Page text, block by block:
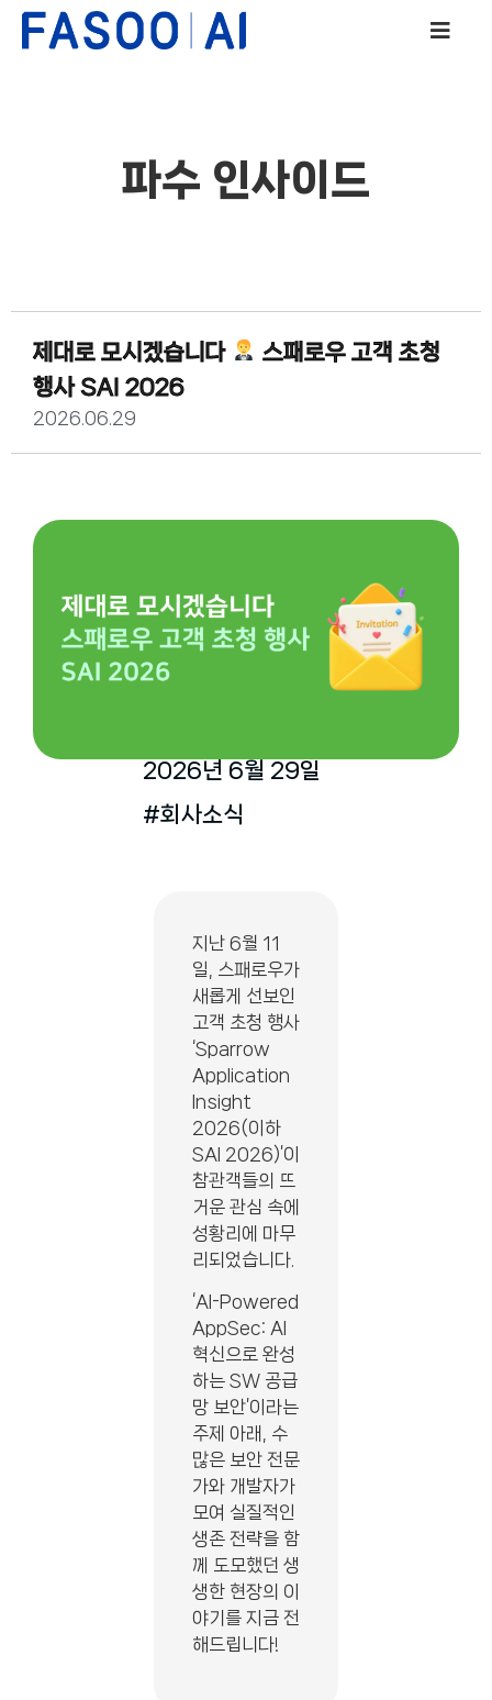
파수 인사이드
제대로 모시겠습니다
스패로우 고객 초청
행사 SAI 2026
2026.06.29
2026년 6월 29일
#회사소식
지난 6월 11
일, 스패로우가
새롭게 선보인
고객 초청 행사
‘Sparrow
Application
Insight
2026(이하
SAI 2026)’이
참관객들의 뜨
거운 관심 속에
성황리에 마무
리되었습니다.
‘AI-Powered
AppSec: AI
혁신으로 완성
하는 SW 공급
망 보안’이라는
주제 아래, 수
많은 보안 전문
가와 개발자가
모여 실질적인
생존 전략을 함
께 도모했던 생
생한 현장의 이
야기를 지금 전
해드립니다!